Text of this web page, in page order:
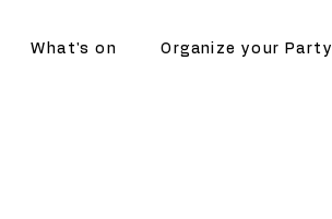
What's on Organize your Party